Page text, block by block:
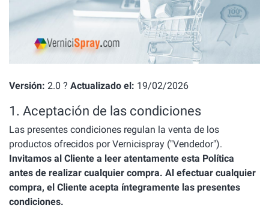
Versión: 2.0 ? Actualizado el: 19/02/2026
1. Aceptación de las condiciones
Las presentes condiciones regulan la venta de los
productos ofrecidos por Vernicispray ("Vendedor").
Invitamos al Cliente a leer atentamente esta Política
antes de realizar cualquier compra. Al efectuar cualquier
compra, el Cliente acepta íntegramente las presentes
condiciones.